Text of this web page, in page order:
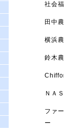
社会
田中
横浜
鈴木
ＮＡ
ファ
ー